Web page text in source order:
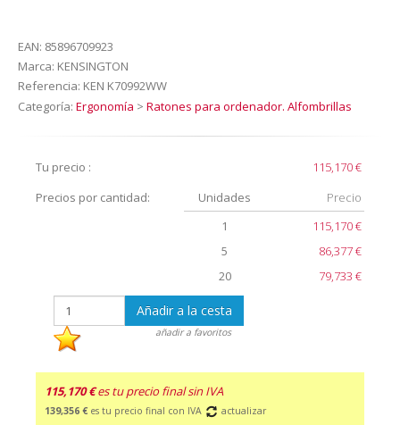
EAN: 85896709923
Marca: KENSINGTON
Referencia: KEN K70992WW
Categoría: Ergonomía > Ratones para ordenador. Alfombrillas
Tu precio :
115,170 €
Precios por cantidad:
Unidades
Precio
1
115,170 €
5
86,377 €
20
79,733 €
Añadir a la cesta
añadir a favoritos
115,170 € es tu precio final sin IVA
139,356 € es tu precio final con IVA actualizar